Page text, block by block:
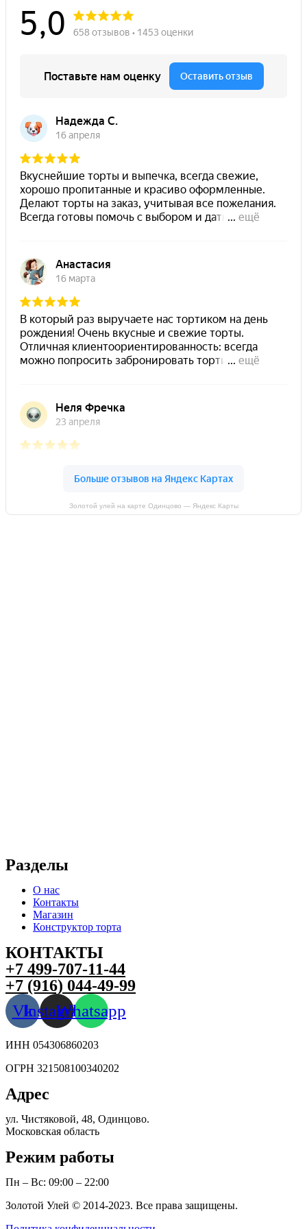
странице
товара.
Золотой улей на карте Одинцово — Яндекс Карты
Разделы
О нас
Контакты
Магазин
Конструктор торта
КОНТАКТЫ
+7 499-707-11-44
+7 (916) 044-49-99
VkInstagramWhatsapp
ИНН 054306860203
ОГРН 321508100340202
Адрес
ул. Чистяковой, 48, Одинцово.
Московская область
Режим работы
Пн – Вс: 09:00 – 22:00
Золотой Улей © 2014-2023. Все права защищены.